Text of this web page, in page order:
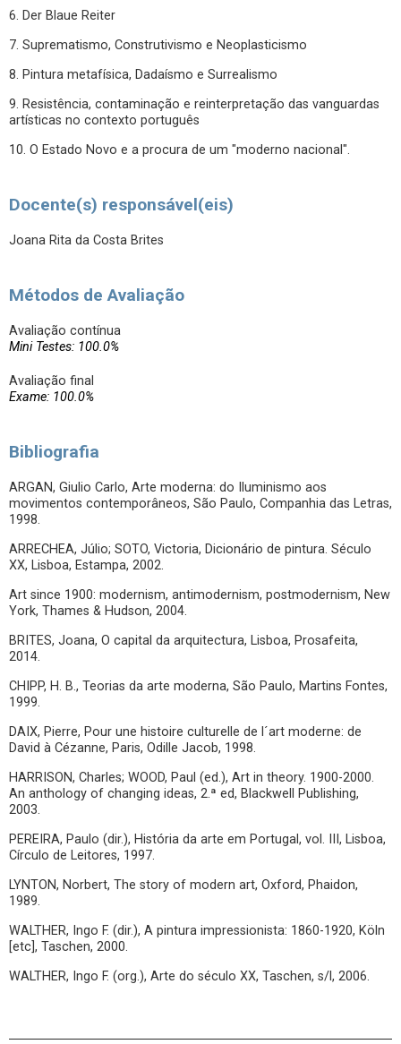
6. Der Blaue Reiter
7. Suprematismo, Construtivismo e Neoplasticismo
8. Pintura metafísica, Dadaísmo e Surrealismo
9. Resistência, contaminação e reinterpretação das vanguardas
artísticas no contexto português
10. O Estado Novo e a procura de um "moderno nacional".
Docente(s) responsável(eis)
Joana Rita da Costa Brites
Métodos de Avaliação
Avaliação contínua
Mini Testes: 100.0%
Avaliação final
Exame: 100.0%
Bibliografia
ARGAN, Giulio Carlo, Arte moderna: do Iluminismo aos
movimentos contemporâneos, São Paulo, Companhia das Letras,
1998.
ARRECHEA, Júlio; SOTO, Victoria, Dicionário de pintura. Século
XX, Lisboa, Estampa, 2002.
Art since 1900: modernism, antimodernism, postmodernism, New
York, Thames & Hudson, 2004.
BRITES, Joana, O capital da arquitectura, Lisboa, Prosafeita,
2014.
CHIPP, H. B., Teorias da arte moderna, São Paulo, Martins Fontes,
1999.
DAIX, Pierre, Pour une histoire culturelle de l´art moderne: de
David à Cézanne, Paris, Odille Jacob, 1998.
HARRISON, Charles; WOOD, Paul (ed.), Art in theory. 1900-2000.
An anthology of changing ideas, 2.ª ed, Blackwell Publishing,
2003.
PEREIRA, Paulo (dir.), História da arte em Portugal, vol. III, Lisboa,
Círculo de Leitores, 1997.
LYNTON, Norbert, The story of modern art, Oxford, Phaidon,
1989.
WALTHER, Ingo F. (dir.), A pintura impressionista: 1860-1920, Köln
[etc], Taschen, 2000.
WALTHER, Ingo F. (org.), Arte do século XX, Taschen, s/l, 2006.